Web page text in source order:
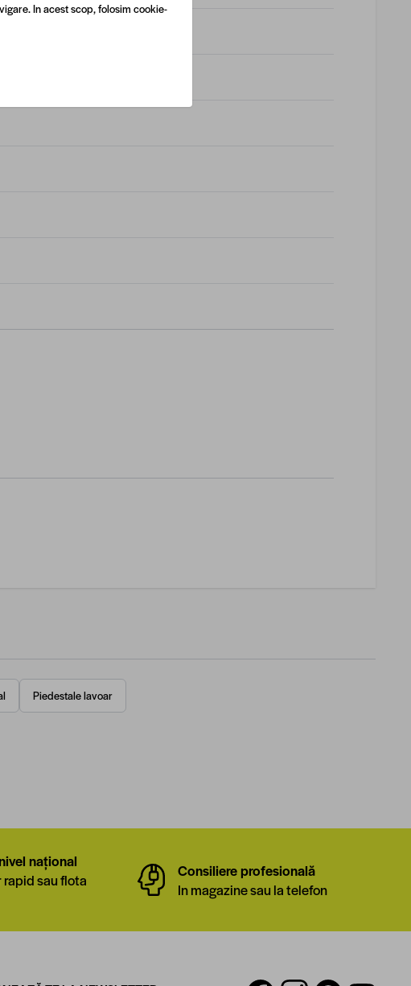
Piedestale lavoar
național
rapid sau flota
Consiliere profesională
In magazine sau la telefon
In acest scop, folosim cookie-